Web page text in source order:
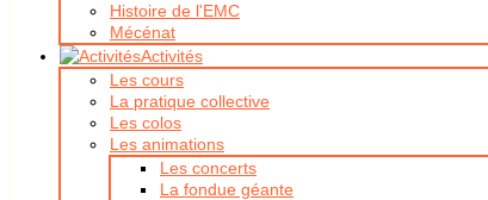
Histoire de l'EMC
Mécénat
Activités
Les cours
La pratique collective
Les colos
Les animations
Les concerts
La fondue géante